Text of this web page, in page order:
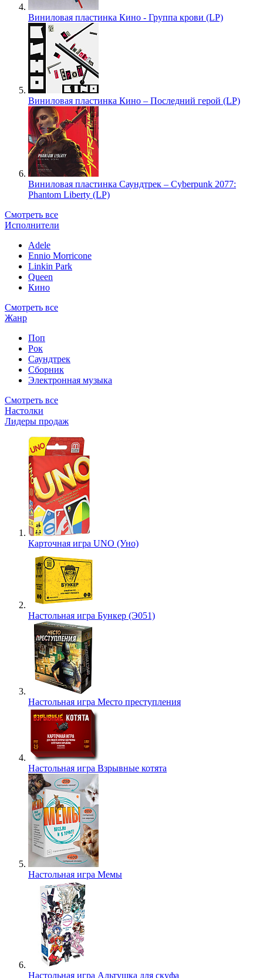
Виниловая пластинка Кино - Группа крови (LP)
Виниловая пластинка Кино – Последний герой (LP)
Виниловая пластинка Саундтрек – Cyberpunk 2077:
Phantom Liberty (LP)
Смотреть все
Исполнители
Adele
Ennio Morricone
Linkin Park
Queen
Кино
Смотреть все
Жанр
Поп
Рок
Саундтрек
Сборник
Электронная музыка
Смотреть все
Настолки
Лидеры продаж
Карточная игра UNO (Уно)
Настольная игра Бункер (Э051)
Настольная игра Место преступления
Настольная игра Взрывные котята
Настольная игра Мемы
Настольная игра Альтушка для скуфа